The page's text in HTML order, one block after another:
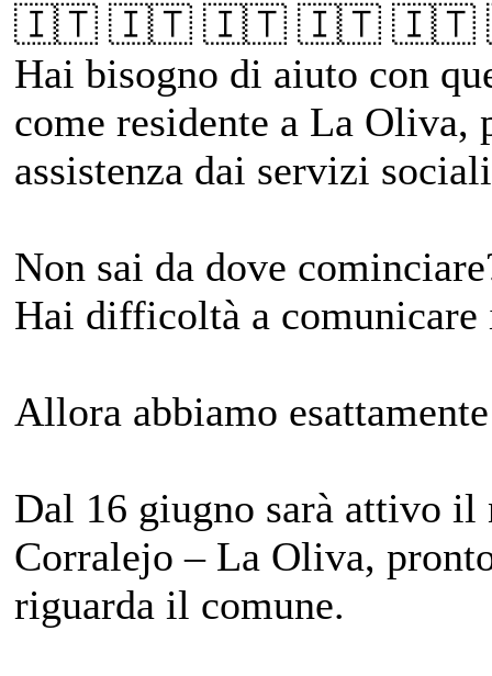
🇮🇹 🇮🇹 🇮🇹 🇮🇹 🇮🇹
Hai bisogno di aiuto con
come residente a La Oliva,
assistenza dai servizi
Non sai da dove
Hai difficoltà a comunicare
Allora abbiamo
Dal 16 giugno sarà attivo
Corralejo – La Oliva,
riguarda il comune.